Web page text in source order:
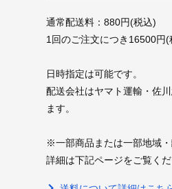
通常配送料：880円(税込)
1回のご注文につき16500円(
日時指定は可能です。
配送会社はヤマト運輸・佐
ます。
※一部商品または一部地域・
詳細は下記ページをご覧くだ